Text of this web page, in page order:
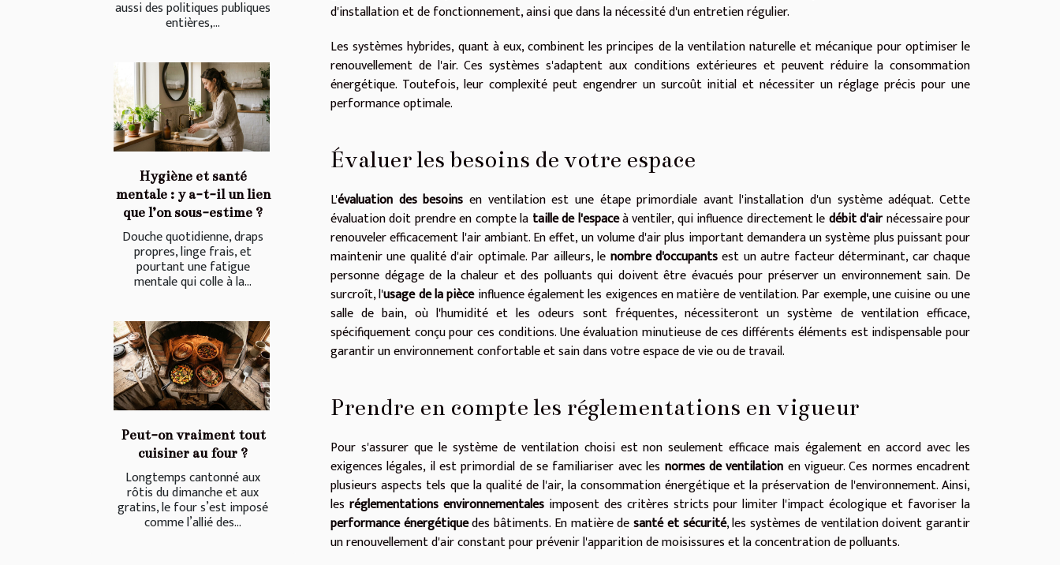
aussi des politiques publiques
entières,...
Hygiène et santé
mentale : y a-t-il un lien
que l’on sous-estime ?
Douche quotidienne, draps
propres, linge frais, et
pourtant une fatigue
mentale qui colle à la...
Peut-on vraiment tout
cuisiner au four ?
Longtemps cantonné aux
rôtis du dimanche et aux
gratins, le four s’est imposé
comme l’allié des...
d'installation et de fonctionnement, ainsi que dans la nécessité d'un entretien régulier.
Les systèmes hybrides, quant à eux, combinent les principes de la ventilation naturelle et mécanique pour optimiser le
renouvellement de l'air. Ces systèmes s'adaptent aux conditions extérieures et peuvent réduire la consommation
énergétique. Toutefois, leur complexité peut engendrer un surcoût initial et nécessiter un réglage précis pour une
performance optimale.
Évaluer les besoins de votre espace
L'évaluation des besoins en ventilation est une étape primordiale avant l'installation d'un système adéquat. Cette
évaluation doit prendre en compte la taille de l'espaceà ventiler, qui influence directement ledébit d'airnécessaire pour
renouveler efficacement l'air ambiant. En effet, un volume d'air plus important demandera un système plus puissant pour
maintenir une qualité d'air optimale. Par ailleurs, le nombre d'occupantsest un autre facteur déterminant, car chaque
personne dégage de la chaleur et des polluants qui doivent être évacués pour préserver un environnement sain. De
surcroît, l'usage de la pièceinfluence également les exigences en matière de ventilation. Par exemple, une cuisine ou une
salle de bain, où l'humidité et les odeurs sont fréquentes, nécessiteront un système de ventilation efficace,
spécifiquement conçu pour ces conditions. Une évaluation minutieuse de ces différents éléments est indispensable pour
garantir un environnement confortable et sain dans votre espace de vie ou de travail.
Prendre en compte les réglementations en vigueur
Pour s'assurer que le système de ventilation choisi est non seulement efficace mais également en accord avec les
exigences légales, il est primordial de se familiariser avec les normes de ventilation en vigueur. Ces normes encadrent
plusieurs aspects tels que la qualité de l'air, la consommation énergétique et la préservation de l'environnement. Ainsi,
les réglementations environnementalesimposent des critères stricts pour limiter l'impact écologique et favoriser la
performance énergétiquedes bâtiments. En matière desanté et sécurité, les systèmes de ventilation doivent garantir
un renouvellement d'air constant pour prévenir l'apparition de moisissures et la concentration de polluants.